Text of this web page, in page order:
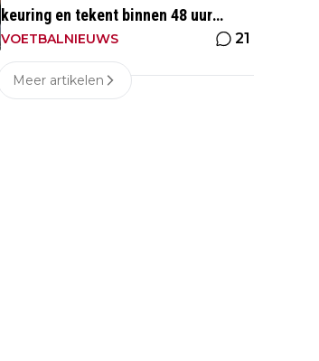
keuring en tekent binnen 48 uur
contract bij nieuwe club'
VOETBALNIEUWS 21
Meer artikelen